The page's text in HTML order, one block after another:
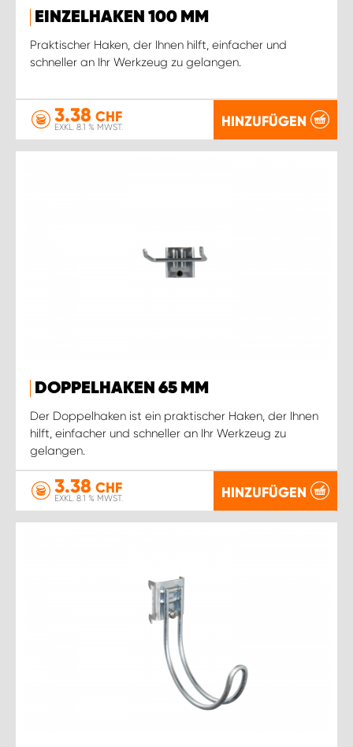
EINZELHAKEN 100 MM
Praktischer Haken, der Ihnen hilft, einfacher und
schneller an Ihr Werkzeug zu gelangen.
3.38 CHF
EXKL. 8.1 % MWST. HINZUFÜGEN
DOPPELHAKEN 65 MM
Der Doppelhaken ist ein praktischer Haken, der Ihnen
hilft, einfacher und schneller an Ihr Werkzeug zu
gelangen.
3.38 CHF
EXKL. 8.1 % MWST. HINZUFÜGEN